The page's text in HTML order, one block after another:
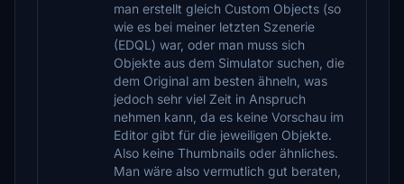
man erstellt gleich Custom Objects (so
wie es bei meiner letzten Szenerie
(EDQL) war, oder man muss sich
Objekte aus dem Simulator suchen, die
dem Original am besten ähneln, was
jedoch sehr viel Zeit in Anspruch
nehmen kann, da es keine Vorschau im
Editor gibt für die jeweiligen Objekte.
Also keine Thumbnails oder ähnliches.
Man wäre also vermutlich gut beraten,